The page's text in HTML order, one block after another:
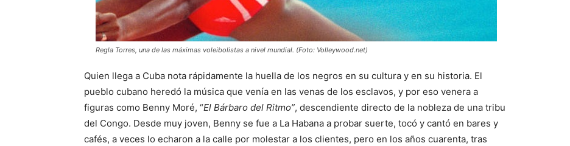
Regla Torres, una de las máximas voleibolistas a nivel mundial. (Foto: Volleywood.net)
Quien llega a Cuba nota rápidamente la huella de los negros en su cultura y en su historia. El
pueblo cubano heredó la música que venía en las venas de los esclavos, y por eso venera a
figuras como Benny Moré, “El Bárbaro del Ritmo”, descendiente directo de la nobleza de una tribu
del Congo. Desde muy joven, Benny se fue a La Habana a probar suerte, tocó y cantó en bares y
cafés, a veces lo echaron a la calle por molestar a los clientes, pero en los años cuarenta, tras